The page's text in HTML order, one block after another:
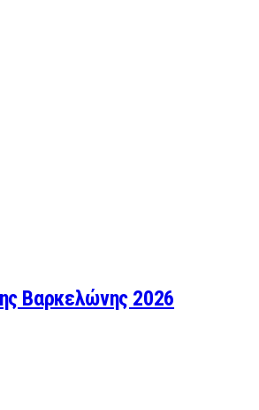
Βαρκελώνης 2026